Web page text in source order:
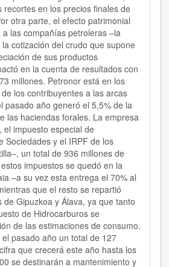
recortes en los precios finales de
otra parte, el efecto patrimonial
las compañías petroleras –la
cotización del crudo que supone
de sus productos
en la cuenta de resultados con
millones. Petronor está en los
los contribuyentes a las arcas
pasado año generó el 5,5% de la
las haciendas forales. La empresa
el impuesto especial de
Sociedades y el IRPF de los
un total de 936 millones de
impuestos se quedó en la
–a su vez esta entrega el 70% al
que el resto se repartió
de Gipuzkoa y Álava, ya que tanto
de Hidrocarburos se
de las estimaciones de consumo.
pasado año un total de 127
que crecerá este año hasta los
se destinarán a mantenimiento y